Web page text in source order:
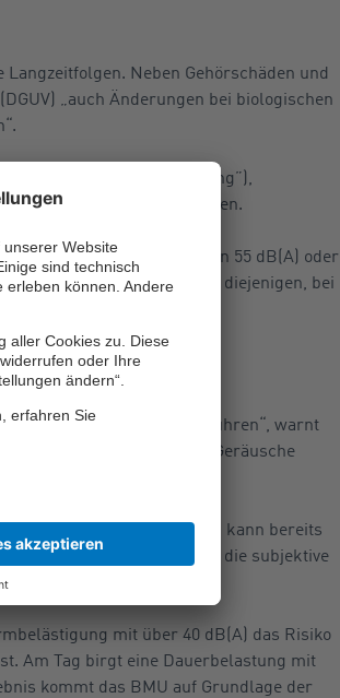
Neben Gehörschäden und
(DGUV) „auch Änderungen bei biologischen
(„Arterienverkalkung”),
Lärm verursacht werden.
mittleren Schallpegel von 55 dB(A) oder
Behandlung zu sein, als diejenigen, bei
oder Schlafstörungen führen“, warnt
wobei hier die Art der Geräusche
Lautstärke. Dennoch kann bereits
Es geht also auch um die subjektive
mit über 40 dB(A) das Risiko
Am Tag birgt eine Dauerbelastung mit
kommt das BMU auf Grundlage der